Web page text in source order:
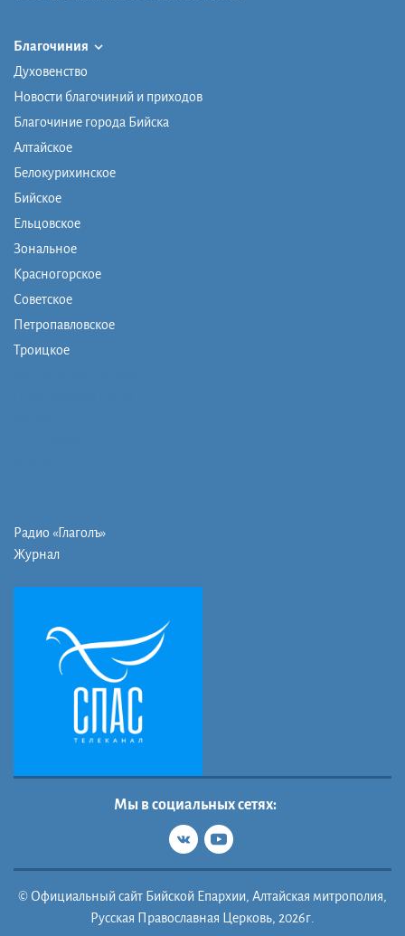
Благочиния
Духовенство
Новости благочиний и приходов
Благочиние города Бийска
Алтайское
Белокурихинское
Бийское
Ельцовское
Зональное
Красногорское
Советское
Петропавловское
Троицкое
Радио «Глаголъ»
Журнал
Мы в социальных сетях:
© Официальный сайт Бийской Епархии, Алтайская митрополия,
Русская Православная Церковь, 2026г.